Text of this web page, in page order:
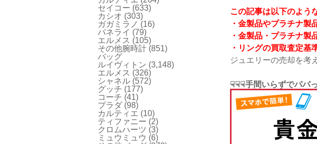
こ の記事は以下のよう
・金製品やプラチナ製
・金製品・プラチナ製
・リングの買取査定基
ジュエリーの売却を考
☟☟☟手間いらずでパパ
セイコー (633)
カシオ (303)
ガガミラノ (16)
パネライ (79)
エルメス (105)
その他腕時計 (851)
バッグ
ルイヴィトン (3,148)
エルメス (326)
シャネル (572)
グッチ (177)
コーチ (41)
プラダ (98)
カルティエ (10)
ティファニー (2)
クロムハーツ (3)
ミュウミュウ (6)